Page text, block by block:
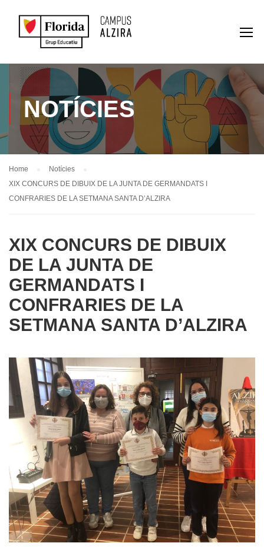
NOTÍCIES
Home
Notícies
XIX CONCURS DE DIBUIX DE LA JUNTA DE GERMANDATS I
CONFRARIES DE LA SETMANA SANTA D’ALZIRA
XIX CONCURS DE DIBUIX
DE LA JUNTA DE
GERMANDATS I
CONFRARIES DE LA
SETMANA SANTA D’ALZIRA